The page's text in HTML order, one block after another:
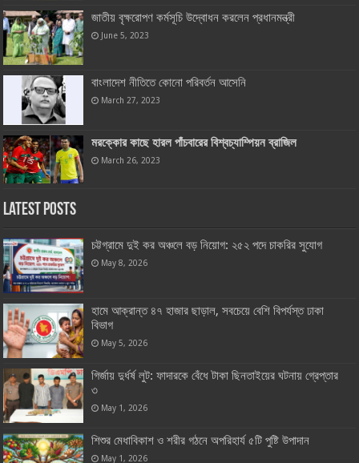
জাতীয় বৃক্ষরোপণ কর্মসূচি উদ্বোধন করলেন প্রধানমন্ত্রী
June 5, 2023
বাংলাদেশ নীতিতে কোনো পরিবর্তন আসেনি
March 27, 2023
মরক্কোর কাছে হারল পাঁচবারের বিশ্বচ্যাম্পিয়ন ব্রাজিল
March 26, 2023
Latest Posts
চট্টগ্রামে দুই কর অঞ্চলে বড় নিয়োগ: ২৫২ পদে চাকরির সুযোগ
May 8, 2026
হামে আক্রান্ত ৪৭ হাজার ছাড়াল, সবচেয়ে বেশি বিপর্যস্ত ঢাকা
বিভাগ
May 5, 2026
গির্জায় দুর্ধর্ষ লুট: ফাদারকে বেঁধে টাকা ছিনতাইয়ের ঘটনায় গ্রেপ্তার
৩
May 1, 2026
শিশুর মেধাবিকাশ ও শরীর গঠনে অপরিহার্য ৫টি পুষ্টি উপাদান
May 1, 2026